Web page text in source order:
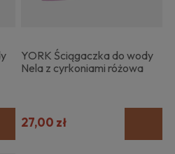
YORK Ściągaczka do wody
Nela z cyrkoniami różowa
27,00 zł